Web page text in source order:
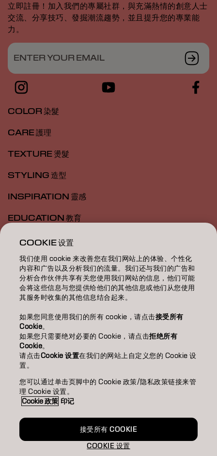
立即註冊！加入我們的專屬社群，與充滿熱情的創意人士
交流、分享技巧、發掘潮流趨勢，並且提升您的專業能
力。
ENTER YOUR EMAIL
COLOR 染髮
CARE 護理
TEXTURE 燙髮
STYLING 造型
INSPIRATION 靈感
EDUCATION 教育
ABOUT 關於我們
SALON FINDER 搜尋髮廊
BECOME A PARTNER 成為合作夥伴
CONTACT US 聯絡我們
ImprintPrivacy PolicyCookie Policy Terms Of Use
Accessibility
HK | Chinese (Traditional)
Goldwell is part of
COOKIE 设置
我们使用 cookie 来改善您在我们网站上的体验、个性化
内容和广告以及分析我们的流量。我们还与我们的广告和
分析合作伙伴共享有关您使用我们网站的信息，他们可能
会将这些信息与您提供给他们的其他信息或他们从您使用
其服务时收集的其他信息结合起来。
如果您同意使用我们的所有 cookie，请点击接受所有
Cookie。
如果您只需要绝对必要的 Cookie，请点击拒绝所有
Cookie。
请点击Cookie 设置在我们的网站上自定义您的 Cookie 设
置。
您可以通过单击页脚中的 Cookie 政策/隐私政策链接来管
理 Cookie 设置。
Cookie 政策 印记
COOKIE 设置
接受所有 COOKIE